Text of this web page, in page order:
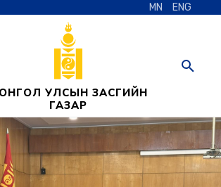
MN ENG
УЛСЫН ЗАСГИЙН
ГАЗАР